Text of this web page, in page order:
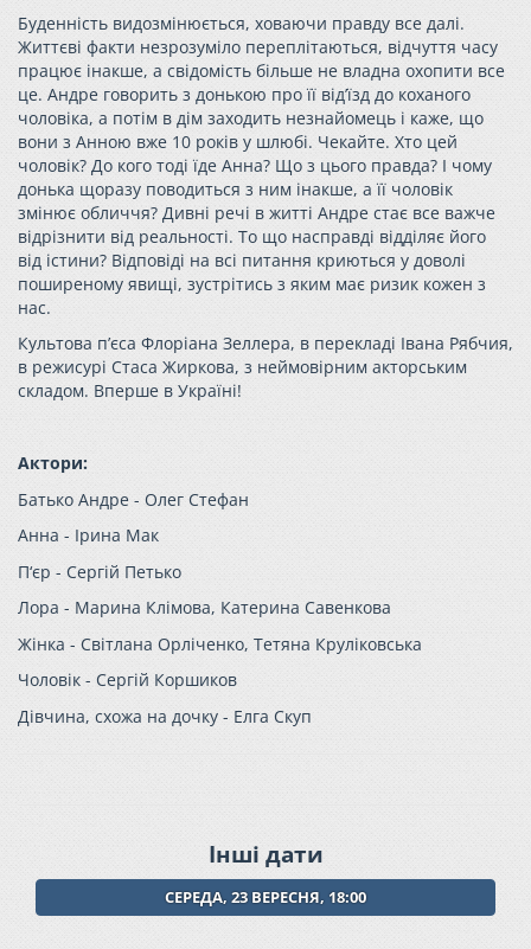
Буденність видозмінюється, ховаючи правду все далі.
Життєві факти незрозуміло переплітаються, відчуття часу
працює інакше, а свідомість більше не владна охопити все
це. Андре говорить з донькою про її від’їзд до коханого
чоловіка, а потім в дім заходить незнайомець і каже, що
вони з Анною вже 10 років у шлюбі. Чекайте. Хто цей
чоловік? До кого тоді їде Анна? Що з цього правда? І чому
донька щоразу поводиться з ним інакше, а її чоловік
змінює обличчя? Дивні речі в житті Андре стає все важче
відрізнити від реальності. То що насправді відділяє його
від істини? Відповіді на всі питання криються у доволі
поширеному явищі, зустрітись з яким має ризик кожен з
нас.
Культова п’єса Флоріана Зеллера, в перекладі Івана Рябчия,
в режисурі Стаса Жиркова, з неймовірним акторським
складом. Вперше в Україні!
Актори:
Батько Андре - Олег Стефан
Анна - Ірина Мак
П‘єр - Сергій Петько
Лора - Марина Клімова, Катерина Савенкова
Жінка - Світлана Орліченко, Тетяна Круліковська
Чоловік - Сергій Коршиков
Дівчина, схожа на дочку - Елга Скуп
Інші дати
СЕРЕДА, 23 ВЕРЕСНЯ, 18:00